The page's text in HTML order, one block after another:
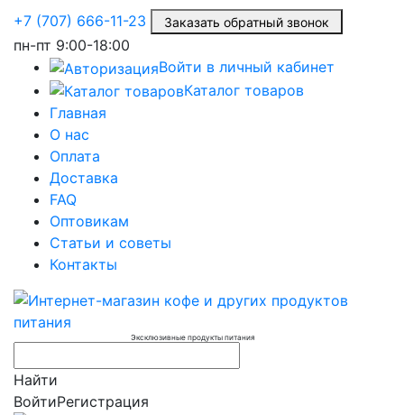
+7 (707) 666-11-23 Заказать обратный звонок
пн-пт 9:00-18:00
Войти в личный кабинет
Каталог товаров
Главная
О нас
Оплата
Доставка
FAQ
Оптовикам
Статьи и советы
Контакты
Эксклюзивные продукты питания
Найти
ВойтиРегистрация